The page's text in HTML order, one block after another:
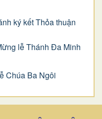
ký kết Thỏa thuận
lễ Thánh Đa Minh
Chúa Ba Ngôi